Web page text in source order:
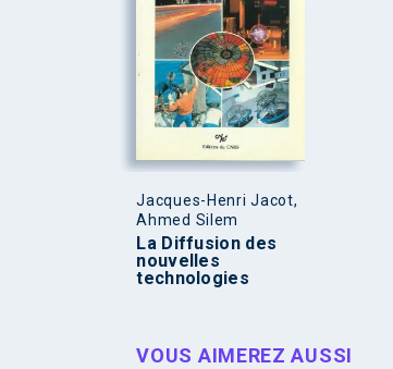
Jacques-Henri Jacot,
Ahmed Silem
La Diffusion des
nouvelles
technologies
VOUS AIMEREZ AUSSI